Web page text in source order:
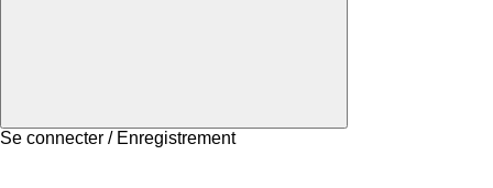
Se connecter / Enregistrement